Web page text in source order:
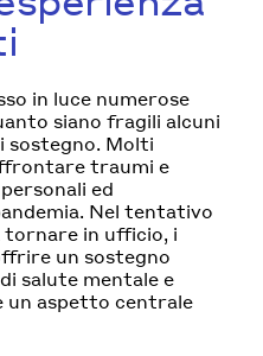
in luce numerose
siano fragili alcuni
sostegno. Molti
traumi e
ed
Nel tentativo
tornare in ufficio, i
un sostegno
salute mentale e
un aspetto centrale